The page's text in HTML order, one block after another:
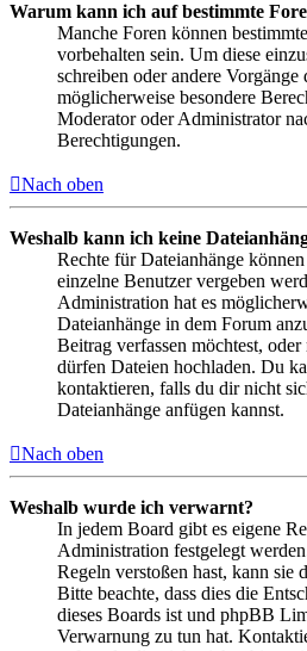
Warum kann ich auf bestimmte
Manche Foren können
vorbehalten sein. Um diese
schreiben oder andere
möglicherweise besondere
Moderator oder Administrator
Berechtigungen.
Nach oben
Weshalb kann ich keine
Rechte für Dateianhänge
einzelne Benutzer vergeben
Administration hat es
Dateianhänge in dem Forum
Beitrag verfassen möchtest,
dürfen Dateien hochladen. Du
kontaktieren, falls du dir nicht
Dateianhänge anfügen kannst.
Nach oben
Weshalb wurde ich verwarnt?
In jedem Board gibt es eigene
Administration festgelegt
Regeln verstoßen hast, kann sie
Bitte beachte, dass dies die
dieses Boards ist und phpBB
Verwarnung zu tun hat.